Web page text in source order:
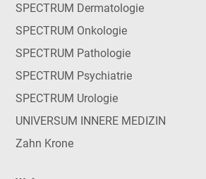
SPECTRUM Dermatologie
SPECTRUM Onkologie
SPECTRUM Pathologie
SPECTRUM Psychiatrie
SPECTRUM Urologie
UNIVERSUM INNERE MEDIZIN
Zahn Krone